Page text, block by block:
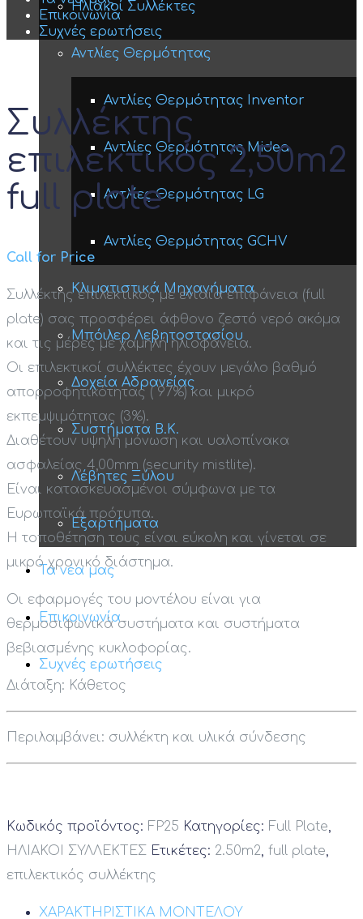
Ηλιακοί Συλλέκτες
Αντλίες Θερμότητας
Αντλίες Θερμότητας Inventor
Αντλίες Θερμότητας Midea
Αντλίες Θερμότητας LG
Αντλίες Θερμότητας GCHV
Κλιματιστικά Μηχανήματα
Μπόιλερ Λεβητοστασίου
Δοχεία Αδρανείας
Συστήματα Β.Κ.
Λέβητες Ξύλου
Εξαρτήματα
Τα νέα μας
Επικοινωνία
Συχνές ερωτήσεις
Επικοινωνία
Συχνές ερωτήσεις
Συλλέκτης
επιλεκτικός 2,50m2
full plate
Call for Price
Συλλέκτης επιλεκτικός με ενιαία επιφάνεια (full
plate) σας προσφέρει άφθονο ζεστό νερό ακόμα
και τις μέρες με χαμηλή ηλιοφάνεια.
Οι επιλεκτικοί συλλέκτες έχουν μεγάλο βαθμό
απορροφητικότητας ( 97%) και μικρό
εκπεμψιμότητας (3%).
Διαθέτουν υψηλή μόνωση και υαλοπίνακα
ασφαλείας 4,00mm (security mistlite).
Είναι κατασκευασμένοι σύμφωνα με τα
Ευρωπαϊκά πρότυπα.
Η τοποθέτηση τους είναι εύκολη και γίνεται σε
μικρό χρονικό διάστημα.
Οι εφαρμογές του μοντέλου είναι για
θερμοσιφωνικά συστήματα και συστήματα
βεβιασμένης κυκλοφορίας.
Διάταξη: Κάθετος
Περιλαμβάνει: συλλέκτη και υλικά σύνδεσης
Κωδικός προϊόντος: FP25 Κατηγορίες: Full Plate,
ΗΛΙΑΚΟΙ ΣΥΛΛΕΚΤΕΣ Ετικέτες: 2.50m2, full plate,
επιλεκτικός συλλέκτης
ΧΑΡΑΚΤΗΡΙΣΤΙΚΑ ΜΟΝΤΕΛΟΥ